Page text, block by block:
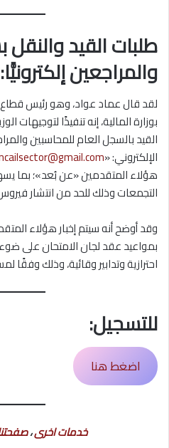
طلبات القيد
والمراجعين إلكترونيًّا‎:
لقد قال عماد عواد، وهو رئيس قطاع
بوزارة المالية، إنه تنفيذًا لتوجيهات
القيد بالسجل العام للمحاسبين
الإلكتروني: «
هؤلاء المتقدمين «عن بُعد»؛ بما
التجمعات وذلك للحد من انتشار
وقد أوضح أنه سيتم إخبار هؤلاء
بمواعيد عقد لجان الامتحان على
احترازية وتدابير وقائية، وذلك
للتسجيل:
اضغط هنا
خدمات اخرى،